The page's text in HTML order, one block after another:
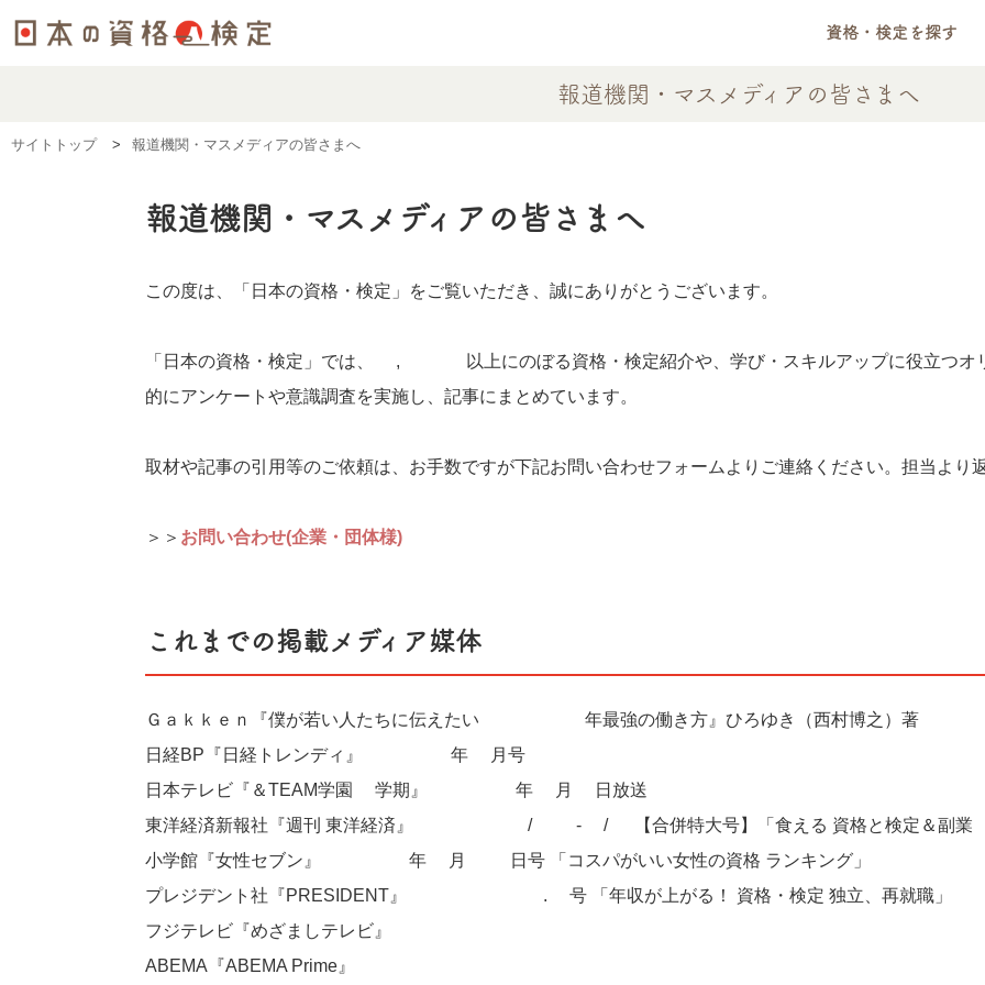
資格・検定を探す
報道機関・マスメディアの皆さまへ
サイトトップ 報道機関・マスメディアの皆さまへ
報道機関・マスメディアの皆さまへ
この度は、「日本の資格・検定」をご覧いただき、誠にありがとうございます。
「日本の資格・検定」では、1,000以上にのぼる資格・検定紹介や、学び・スキルアップに役立つオ
的にアンケートや意識調査を実施し、記事にまとめています。
取材や記事の引用等のご依頼は、お手数ですが下記お問い合わせフォームよりご連絡ください。担当より
＞＞ お問い合わせ(企業・団体様)
これまでの掲載メディア媒体
Ｇａｋｋｅｎ『僕が若い人たちに伝えたい 2035年最強の働き方』ひろゆき（西村博之）
日経BP『日経トレンディ』2024年4月号
日本テレビ『＆TEAM学園2学期』2024年3月2日放送
東洋経済新報社『週刊 東洋経済』2023 4/29-5/6 【合併特大号】「食える 資格と検定＆副
小学館『女性セブン』2023年2月16日号 「コスパがいい女性の資格 ランキング」
プレジデント社『PRESIDENT』2022 11.4号 「年収が上がる！ 資格・検定 独立、再就職」
フジテレビ『めざましテレビ』
ABEMA『ABEMA Prime』